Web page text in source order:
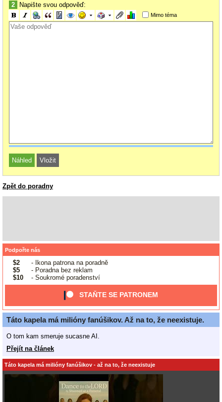
2 Napište svou odpověď:
Mimo téma
Zpět do poradny
Podpořte nás
$2
- Ikona patrona na poradně
$5
- Poradna bez reklam
$10
- Soukromé poradenství
STAŇTE SE PATRONEM
Táto kapela má milióny fanúšikov. Až na to, že neexistuje.
O tom kam smeruje sucasne AI.
Přejít na článek
Táto kapela má milióny fanúšikov - až na to, že neexistuje